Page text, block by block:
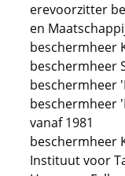
erevoorzitter
en
beschermheer
beschermheer
beschermheer
beschermheer
vanaf 1981
beschermheer
Instituut voor